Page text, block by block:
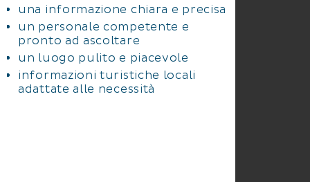
una informazione chiara e precisa
un personale competente e
pronto ad ascoltare
un luogo pulito e piacevole
informazioni turistiche locali
adattate alle necessità